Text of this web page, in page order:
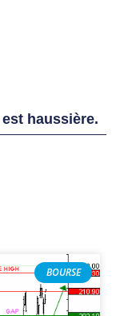
haussière.
BOURSE